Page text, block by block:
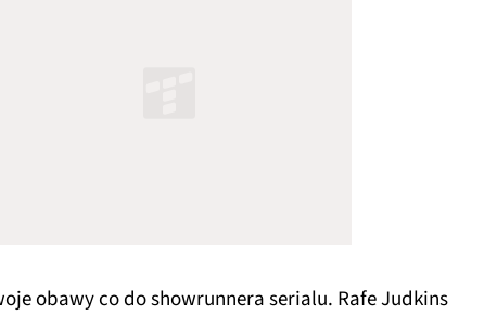
obawy co do showrunnera serialu. Rafe Judkins